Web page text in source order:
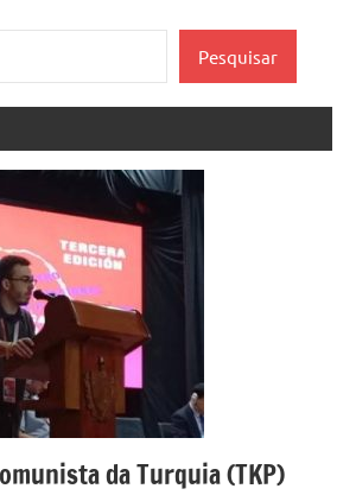
Pesquisar
da Turquia (TKP)